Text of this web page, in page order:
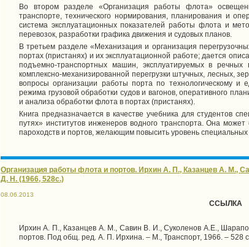
Во втором разделе «Организация работы флота»
транспорте, технического нормирования, планирования и
система эксплуатационных показателей работы флота и
перевозок, разработки графика движения и судовых планов.
В третьем разделе «Механизация и организация
портах (пристанях) и их эксплуатационной работе; дается
подъемно-транспортных машин, эксплуатируемых в речных
комплексно-механизированной перегрузки штучных, лесных,
вопросы организации работы порта по технологическому и
режима грузовой обработки судов и вагонов, оперативного
и анализа обработки флота в портах (пристанях).
Книга предназначается в качестве учебника для студентов
путях» институтов инженеров водного транспорта. Она
пароходств и портов, желающим повысить уровень
Организация работы флота и портов. Ирхин А. П., Казанцев А. М.,
Д. Н. (1966, 528с.)
08.06.2013
ССЫЛКА
Ирхин А. П., Казанцев А. М., Савин В. И., Суколенов А.Е.,
портов. Под общ. ред. А. П. Ирхина. – М., Транспорт, 1966. – 528